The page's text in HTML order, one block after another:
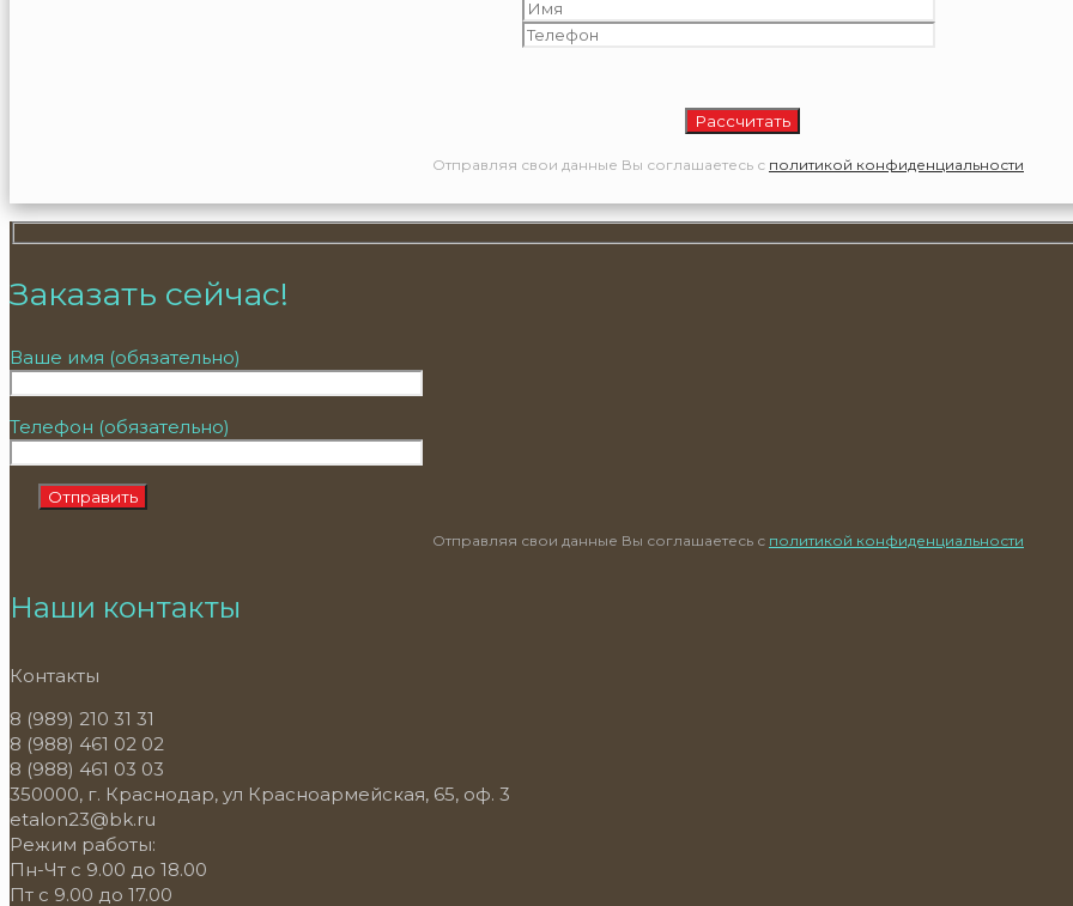
Отправляя свои данные Вы соглашаетесь с политикой конфиденциальности
Заказать сейчас!
Ваше имя (обязательно)
Телефон (обязательно)
Отправляя свои данные Вы соглашаетесь с политикой конфиденциальности
Наши контакты
Контакты
8 (989) 210 31 31
8 (988) 461 02 02
8 (988) 461 03 03
350000, г. Краснодар, ул Красноармейская, 65, оф. 3
etalon23@bk.ru
Режим работы:
Пн-Чт с 9.00 до 18.00
Пт с 9.00 до 17.00